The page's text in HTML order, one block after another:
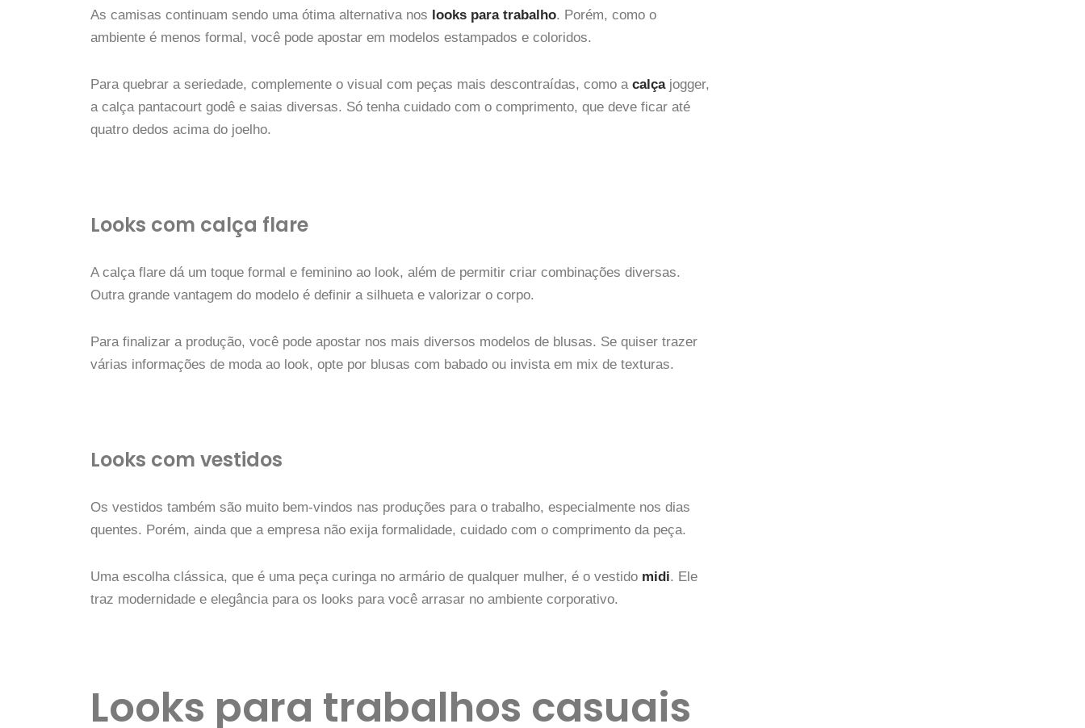
As camisas continuam sendo uma ótima alternativa nos looks para trabalho. Porém, como o
ambiente é menos formal, você pode apostar em modelos estampados e coloridos.
Para quebrar a seriedade, complemente o visual com peças mais descontraídas, como a calça jogger,
a calça pantacourt godê e saias diversas. Só tenha cuidado com o comprimento, que deve ficar até
quatro dedos acima do joelho.
Looks com calça flare
A calça flare dá um toque formal e feminino ao look, além de permitir criar combinações diversas.
Outra grande vantagem do modelo é definir a silhueta e valorizar o corpo.
Para finalizar a produção, você pode apostar nos mais diversos modelos de blusas. Se quiser trazer
várias informações de moda ao look, opte por blusas com babado ou invista em mix de texturas.
Looks com vestidos
Os vestidos também são muito bem-vindos nas produções para o trabalho, especialmente nos dias
quentes. Porém, ainda que a empresa não exija formalidade, cuidado com o comprimento da peça.
Uma escolha clássica, que é uma peça curinga no armário de qualquer mulher, é o vestido midi. Ele
traz modernidade e elegância para os looks para você arrasar no ambiente corporativo.
Looks para trabalhos casuais